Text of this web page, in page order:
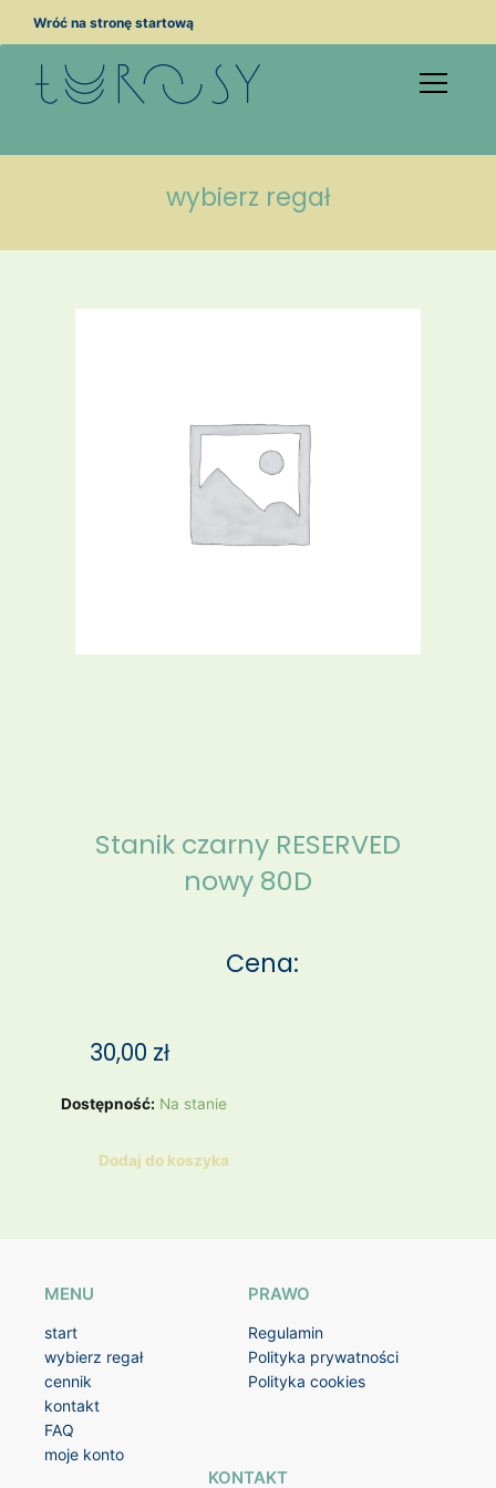
Wróć na stronę startową
wybierz regał
Stanik czarny RESERVED
nowy 80D
Cena:
30,00 zł
Dostępność: Na stanie
ilość
czarnyDodaj do koszyka
MENU
start
wybierz regał
cennik
kontakt
FAQ
moje konto
PRAWO
Regulamin
Polityka prywatności
Polityka cookies
KONTAKT